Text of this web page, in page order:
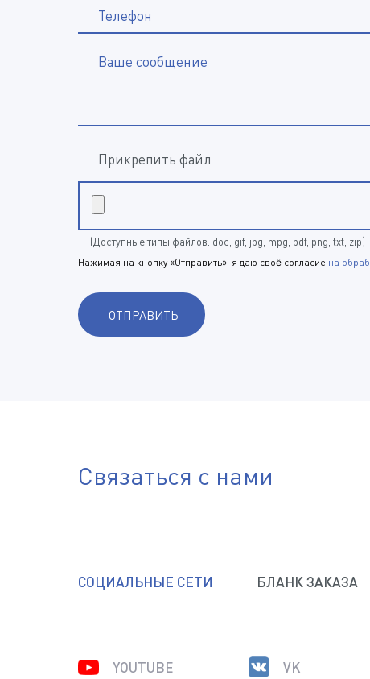
Телефон
Ваше сообщение
Прикрепить файл
(Доступные типы файлов: doc, gif, jpg, mpg, pdf, png, txt, zip)
Нажимая на кнопку «Отправить», я даю своё согласие на
Связаться с нами
СОЦИАЛЬНЫЕ СЕТИ БЛАНК ЗАКАЗА
YOUTUBE VK